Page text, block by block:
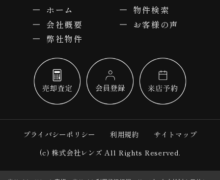
ホーム
物件検索
会社概要
お客様の声
弊社物件
プライバシーポリシー 利用規約
サイトマップ
(c) 株式会社レンズ All Rights Reserved.